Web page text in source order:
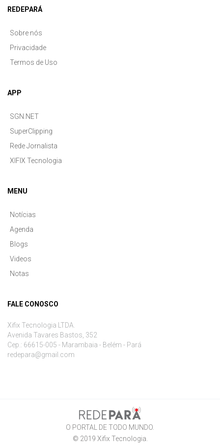
REDEPARÁ
Sobre nós
Privacidade
Termos de Uso
APP
SGN.NET
SuperClipping
Rede Jornalista
XIFIX Tecnologia
MENU
Notícias
Agenda
Blogs
Videos
Notas
FALE CONOSCO
Xifix Tecnologia LTDA.
Avenida Tavares Bastos, 352
Cep.: 66615-005 - Marambaia - Belém - Pará
redepara@gmail.com
O PORTAL DE TODO MUNDO.
© 2019 Xifix Tecnologia